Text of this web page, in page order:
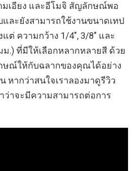
มเอียง และอีโมจิ สัญลักษณ์พอ
และยังสามารถใช้งานขนาดเทป
ความกว้าง 1/4″, 3/8″ และ
ม.) ที่มีให้เลือกหลากหลายสี ด้วย
ษณ์ให้กับฉลากของคุณได้อย่าง
หากว่าสนใจเราลองมาดูรีวิว
ว่าจะมีความสามารถต่อการ